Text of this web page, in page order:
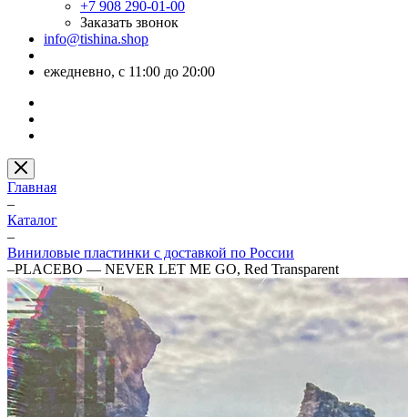
+7 908 290-01-00
Заказать звонок
info@tishina.shop
ежедневно, с 11:00 до 20:00
Главная
–
Каталог
–
Виниловые пластинки с доставкой по России
–PLACEBO — NEVER LET ME GO, Red Transparent